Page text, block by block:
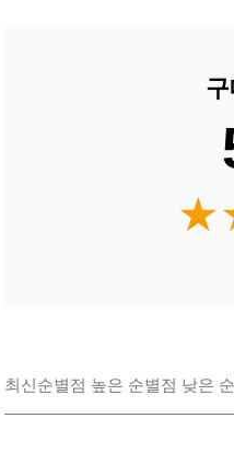
최신순별점 높은 순별점 낮은 순